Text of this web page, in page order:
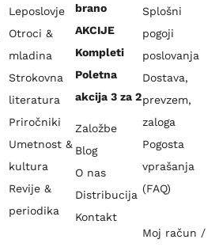
Leposlovje
Otroci &
mladina
Strokovna
literatura
Priročniki
Umetnost &
kultura
Revije &
periodika
brano
AKCIJE
Kompleti
Poletna
akcija 3 za 2
Založbe
Blog
O nas
Distribucija
Kontakt
Splošni
pogoji
poslovanja
Dostava,
prevzem,
zaloga
Pogosta
vprašanja
(FAQ)
Moj račun /